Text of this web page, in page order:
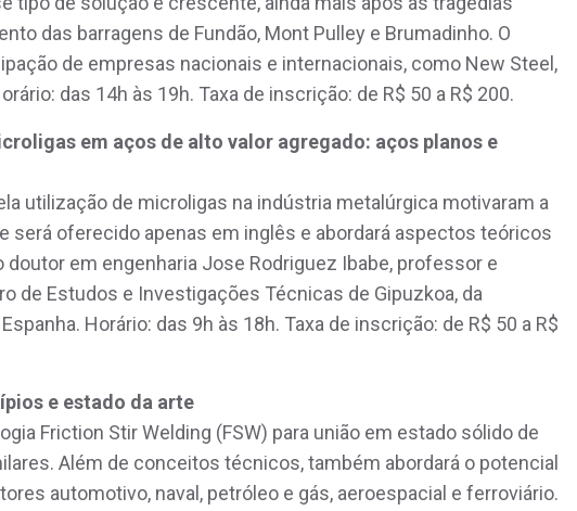
das barragens de Fundão, Mont Pulley e Brumadinho. O
de empresas nacionais e internacionais, como New Steel,
das 14h às 19h. Taxa de inscrição: de R$ 50 a R$ 200.
em aços de alto valor agregado: aços planos e
utilização de microligas na indústria metalúrgica motivaram a
será oferecido apenas em inglês e abordará aspectos teóricos
doutor em engenharia Jose Rodriguez Ibabe, professor e
de Estudos e Investigações Técnicas de Gipuzkoa, da
Horário: das 9h às 18h. Taxa de inscrição: de R$ 50 a R$
e estado da arte
Friction Stir Welding (FSW) para união em estado sólido de
Além de conceitos técnicos, também abordará o potencial
automotivo, naval, petróleo e gás, aeroespacial e ferroviário.